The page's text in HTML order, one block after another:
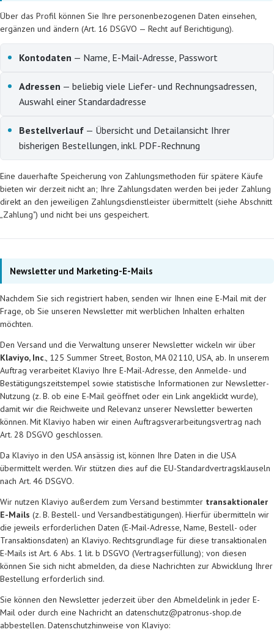
Über das Profil können Sie Ihre personenbezogenen Daten einsehen,
ergänzen und ändern (Art. 16 DSGVO — Recht auf Berichtigung).
Kontodaten — Name, E-Mail-Adresse, Passwort
Adressen — beliebig viele Liefer- und Rechnungsadressen,
Auswahl einer Standardadresse
Bestellverlauf — Übersicht und Detailansicht Ihrer
bisherigen Bestellungen, inkl. PDF-Rechnung
Eine dauerhafte Speicherung von Zahlungsmethoden für spätere Käufe
bieten wir derzeit nicht an; Ihre Zahlungsdaten werden bei jeder Zahlung
direkt an den jeweiligen Zahlungsdienstleister übermittelt (siehe Abschnitt
„Zahlung") und nicht bei uns gespeichert.
Newsletter und Marketing-E-Mails
Nachdem Sie sich registriert haben, senden wir Ihnen eine E-Mail mit der
Frage, ob Sie unseren Newsletter mit werblichen Inhalten erhalten
möchten.
Den Versand und die Verwaltung unserer Newsletter wickeln wir über
Klaviyo, Inc., 125 Summer Street, Boston, MA 02110, USA, ab. In unserem
Auftrag verarbeitet Klaviyo Ihre E-Mail-Adresse, den Anmelde- und
Bestätigungszeitstempel sowie statistische Informationen zur Newsletter-
Nutzung (z. B. ob eine E-Mail geöffnet oder ein Link angeklickt wurde),
damit wir die Reichweite und Relevanz unserer Newsletter bewerten
können. Mit Klaviyo haben wir einen Auftragsverarbeitungsvertrag nach
Art. 28 DSGVO geschlossen.
Da Klaviyo in den USA ansässig ist, können Ihre Daten in die USA
übermittelt werden. Wir stützen dies auf die EU-Standardvertragsklauseln
nach Art. 46 DSGVO.
Wir nutzen Klaviyo außerdem zum Versand bestimmter transaktionaler
E-Mails (z. B. Bestell- und Versandbestätigungen). Hierfür übermitteln wir
die jeweils erforderlichen Daten (E-Mail-Adresse, Name, Bestell- oder
Transaktionsdaten) an Klaviyo. Rechtsgrundlage für diese transaktionalen
E-Mails ist Art. 6 Abs. 1 lit. b DSGVO (Vertragserfüllung); von diesen
können Sie sich nicht abmelden, da diese Nachrichten zur Abwicklung Ihrer
Bestellung erforderlich sind.
Sie können den Newsletter jederzeit über den Abmeldelink in jeder E-
Mail oder durch eine Nachricht an datenschutz@patronus-shop.de
abbestellen. Datenschutzhinweise von Klaviyo: